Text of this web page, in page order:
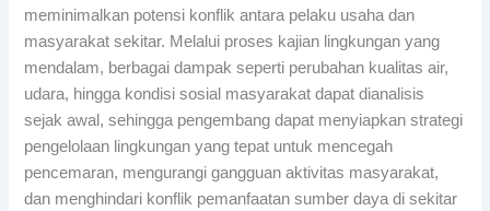
meminimalkan potensi konflik antara pelaku usaha dan
masyarakat sekitar. Melalui proses kajian lingkungan yang
mendalam, berbagai dampak seperti perubahan kualitas air,
udara, hingga kondisi sosial masyarakat dapat dianalisis
sejak awal, sehingga pengembang dapat menyiapkan strategi
pengelolaan lingkungan yang tepat untuk mencegah
pencemaran, mengurangi gangguan aktivitas masyarakat,
dan menghindari konflik pemanfaatan sumber daya di sekitar